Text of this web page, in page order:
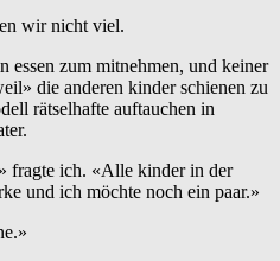
wir nicht viel.
essen zum mitnehmen, und keiner
die anderen kinder schienen zu
rätselhafte auftauchen in
fragte ich. «Alle kinder in der
und ich möchte noch ein paar.»